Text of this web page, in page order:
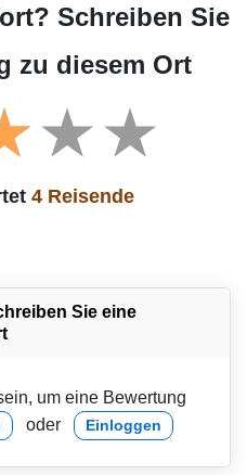
Schreiben Sie
zu diesem Ort
4 Reisende
Sie eine
um eine Bewertung
oder Einloggen